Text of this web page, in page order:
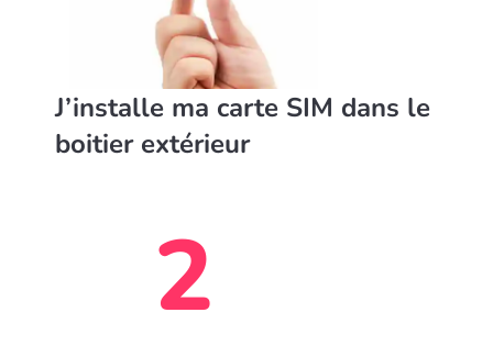
J’installe ma carte SIM dans le
boitier extérieur
2